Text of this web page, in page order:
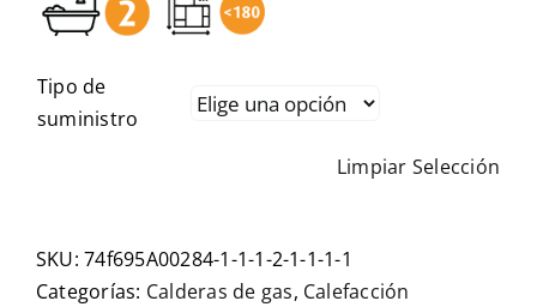
Tipo de
suministro
Limpiar Selección
SKU:74f695A00284-1-1-1-2-1-1-1-1
Categorías: Calderas de gas, Calefacción